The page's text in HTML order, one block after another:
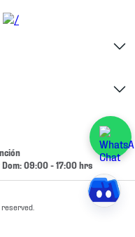
09:00 - 17:00 hrs